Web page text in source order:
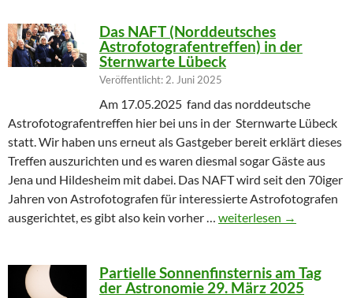
Das NAFT (Norddeutsches
Astrofotografentreffen) in der
Sternwarte Lübeck
Veröffentlicht: 2. Juni 2025
Am 17.05.2025 fand das norddeutsche
Astrofotografentreffen hier bei uns in der Sternwarte Lübeck
statt. Wir haben uns erneut als Gastgeber bereit erklärt dieses
Treffen auszurichten und es waren diesmal sogar Gäste aus
Jena und Hildesheim mit dabei. Das NAFT wird seit den 70iger
Jahren von Astrofotografen für interessierte Astrofotografen
ausgerichtet, es gibt also kein vorher … Das NAFT
weiterlesen →
Partielle Sonnenfinsternis am Tag
der Astronomie 29. März 2025